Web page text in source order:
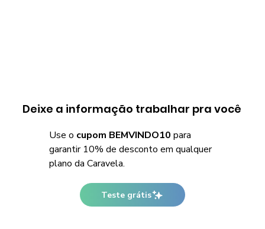
Deixe a informação trabalhar pra você
Use o cupom BEMVINDO10 para
garantir 10% de desconto em qualquer
plano da Caravela.
Teste grátis